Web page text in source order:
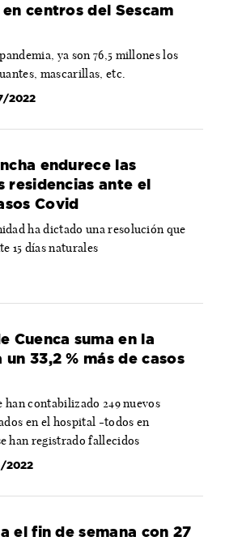
centros del Sescam
ya son 76,5 millones los
mascarillas, etc.
2022
endurece las
residencias ante el
Covid
ha dictado una resolución que
15 días naturales
Cuenca suma en la
33,2 % más de casos
han contabilizado 249 nuevos
en el hospital -todos en
han registrado fallecidos
2022
el fin de semana con 27